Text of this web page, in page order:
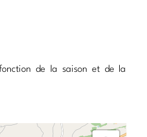
de la saison et de la